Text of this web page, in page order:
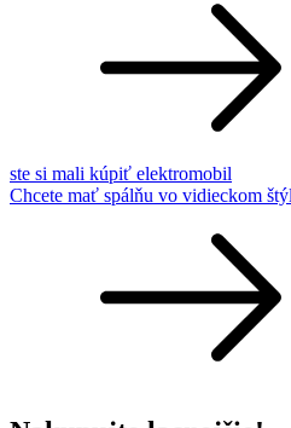
ste si mali kúpiť elektromobil
Chcete mať spálňu vo vidieckom